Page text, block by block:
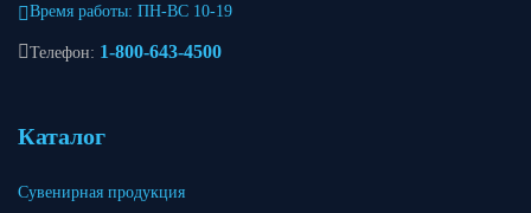
Время работы: ПН-ВС 10-19
Телефон: 1-800-643-4500
Каталог
Сувенирная продукция